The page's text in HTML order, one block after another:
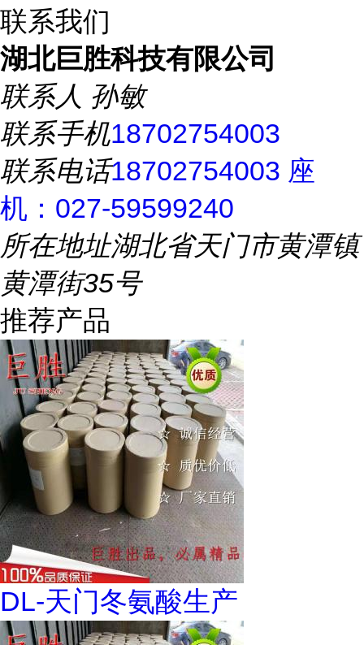
联系我们
湖北巨胜科技有限公司
联系人 孙敏
联系手机18702754003
联系电话18702754003 座
机：027-59599240
所在地址湖北省天门市黄潭镇
黄潭街35号
推荐产品
DL-天门冬氨酸生产